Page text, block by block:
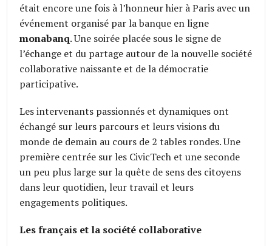
était encore une fois à l’honneur hier à Paris avec un
événement organisé par la banque en ligne
monabanq. Une soirée placée sous le signe de
l’échange et du partage autour de la nouvelle société
collaborative naissante et de la démocratie
participative.
Les intervenants passionnés et dynamiques ont
échangé sur leurs parcours et leurs visions du
monde de demain au cours de 2 tables rondes. Une
première centrée sur les CivicTech et une seconde
un peu plus large sur la quête de sens des citoyens
dans leur quotidien, leur travail et leurs
engagements politiques.
Les français et la société collaborative